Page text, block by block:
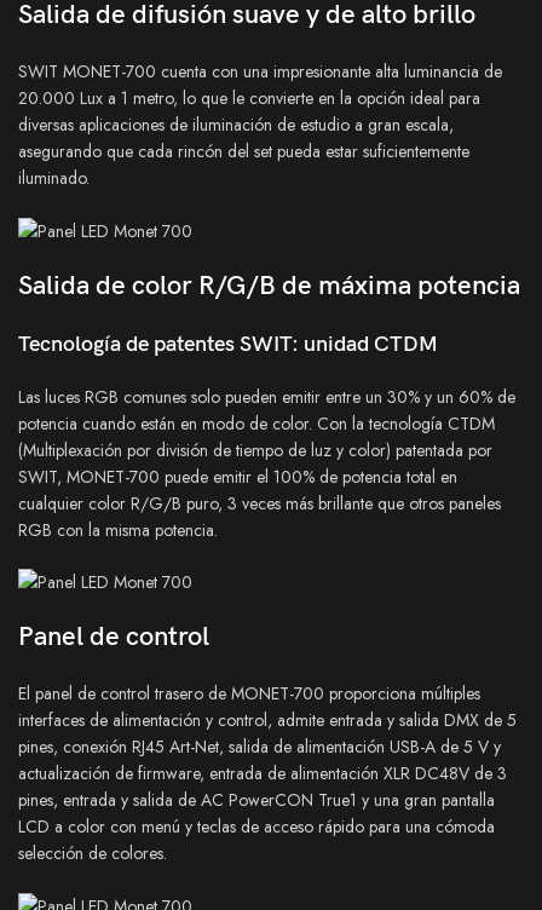
Salida de difusión suave y de alto brillo
SWIT MONET-700 cuenta con una impresionante alta luminancia de
20.000 Lux a 1 metro, lo que le convierte en la opción ideal para
diversas aplicaciones de iluminación de estudio a gran escala,
asegurando que cada rincón del set pueda estar suficientemente
iluminado.
Salida de color R/G/B de máxima potencia
Tecnología de patentes SWIT: unidad CTDM
Las luces RGB comunes solo pueden emitir entre un 30% y un 60% de
potencia cuando están en modo de color. Con la tecnología CTDM
(Multiplexación por división de tiempo de luz y color) patentada por
SWIT, MONET-700 puede emitir el 100% de potencia total en
cualquier color R/G/B puro, 3 veces más brillante que otros paneles
RGB con la misma potencia.
Panel de control
El panel de control trasero de MONET-700 proporciona múltiples
interfaces de alimentación y control, admite entrada y salida DMX de 5
pines, conexión RJ45 Art-Net, salida de alimentación USB-A de 5 V y
actualización de firmware, entrada de alimentación XLR DC48V de 3
pines, entrada y salida de AC PowerCON True1 y una gran pantalla
LCD a color con menú y teclas de acceso rápido para una cómoda
selección de colores.